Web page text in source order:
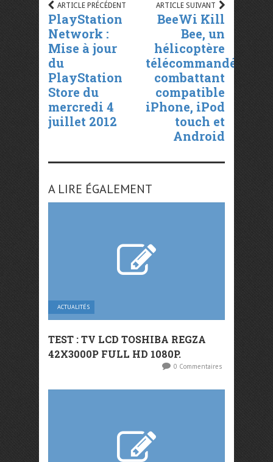
ARTICLE PRÉCÉDENT
PlayStation
Network :
Mise à jour
du
PlayStation
Store du
mercredi 4
juillet 2012
ARTICLE SUIVANT
BeeWi Kill
Bee, un
hélicoptère
télécommandé
combattant
compatible
iPhone, iPod
touch et
Android
A LIRE ÉGALEMENT
ACTUALITÉS
TEST : TV LCD TOSHIBA REGZA
42X3000P FULL HD 1080P.
0 Commentaires